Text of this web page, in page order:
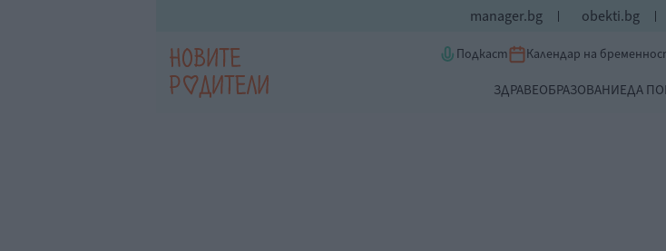
manager.bg obekti.bg
Подкаст Календар на
ЗДРАВЕОБРАЗОВАНИЕДА